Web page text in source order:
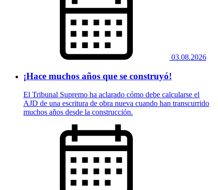
03.08.2026
¡Hace muchos años que se construyó!
El Tribunal Supremo ha aclarado cómo debe calcularse el
AJD de una escritura de obra nueva cuando han transcurrido
muchos años desde la construcción.